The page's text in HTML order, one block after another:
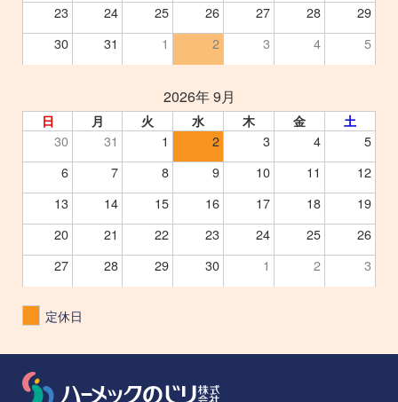
23
24 25 26 27 28
29
30
31 1 2 3 4 5
2026年 9月
日 月 火 水 木 金 土
30 31 1 2 3 4
5
6
7 8 9 10 11
12
13
14 15 16 17 18
19
20
21 22 23 24 25
26
27
28 29 30 1 2 3
定休日